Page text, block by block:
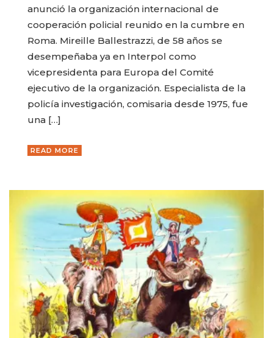
anunció la organización internacional de
cooperación policial reunido en la cumbre en
Roma. Mireille Ballestrazzi, de 58 años se
desempeñaba ya en Interpol como
vicepresidenta para Europa del Comité
ejecutivo de la organización. Especialista de la
policía investigación, comisaria desde 1975, fue
una […]
READ MORE